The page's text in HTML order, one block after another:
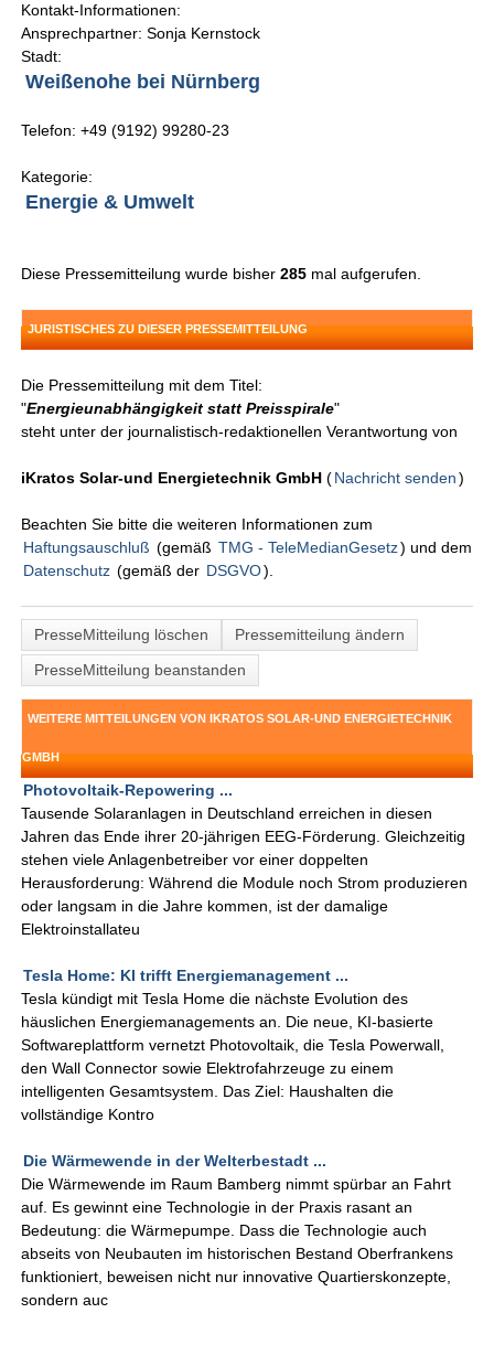
Kontakt-Informationen:
Ansprechpartner: Sonja Kernstock
Stadt:
Weißenohe bei Nürnberg
Telefon: +49 (9192) 99280-23
Kategorie:
Energie & Umwelt
Diese Pressemitteilung wurde bisher285 mal aufgerufen.
JURISTISCHES ZU DIESER PRESSEMITTEILUNG
Die Pressemitteilung mit dem Titel:
"Energieunabhängigkeit statt Preisspirale"
steht unter der journalistisch-redaktionellen Verantwortung von
iKratos Solar-und Energietechnik GmbH (Nachricht senden )
Beachten Sie bitte die weiteren Informationen zum
Haftungsauschluß (gemäß TMG - TeleMedianGesetz) und dem
Datenschutz (gemäß der DSGVO).
PresseMitteilung löschen
Pressemitteilung ändern
PresseMitteilung beanstanden
WEITERE MITTEILUNGEN VON IKRATOS SOLAR-UND ENERGIETECHNIK
GMBH
Photovoltaik-Repowering ...
Tausende Solaranlagen in Deutschland erreichen in diesen
Jahren das Ende ihrer 20-jährigen EEG-Förderung. Gleichzeitig
stehen viele Anlagenbetreiber vor einer doppelten
Herausforderung: Während die Module noch Strom produzieren
oder langsam in die Jahre kommen, ist der damalige
Elektroinstallateu
Tesla Home: KI trifft Energiemanagement ...
Tesla kündigt mit Tesla Home die nächste Evolution des
häuslichen Energiemanagements an. Die neue, KI-basierte
Softwareplattform vernetzt Photovoltaik, die Tesla Powerwall,
den Wall Connector sowie Elektrofahrzeuge zu einem
intelligenten Gesamtsystem. Das Ziel: Haushalten die
vollständige Kontro
Die Wärmewende in der Welterbestadt ...
Die Wärmewende im Raum Bamberg nimmt spürbar an Fahrt
auf. Es gewinnt eine Technologie in der Praxis rasant an
Bedeutung: die Wärmepumpe. Dass die Technologie auch
abseits von Neubauten im historischen Bestand Oberfrankens
funktioniert, beweisen nicht nur innovative Quartierskonzepte,
sondern auc